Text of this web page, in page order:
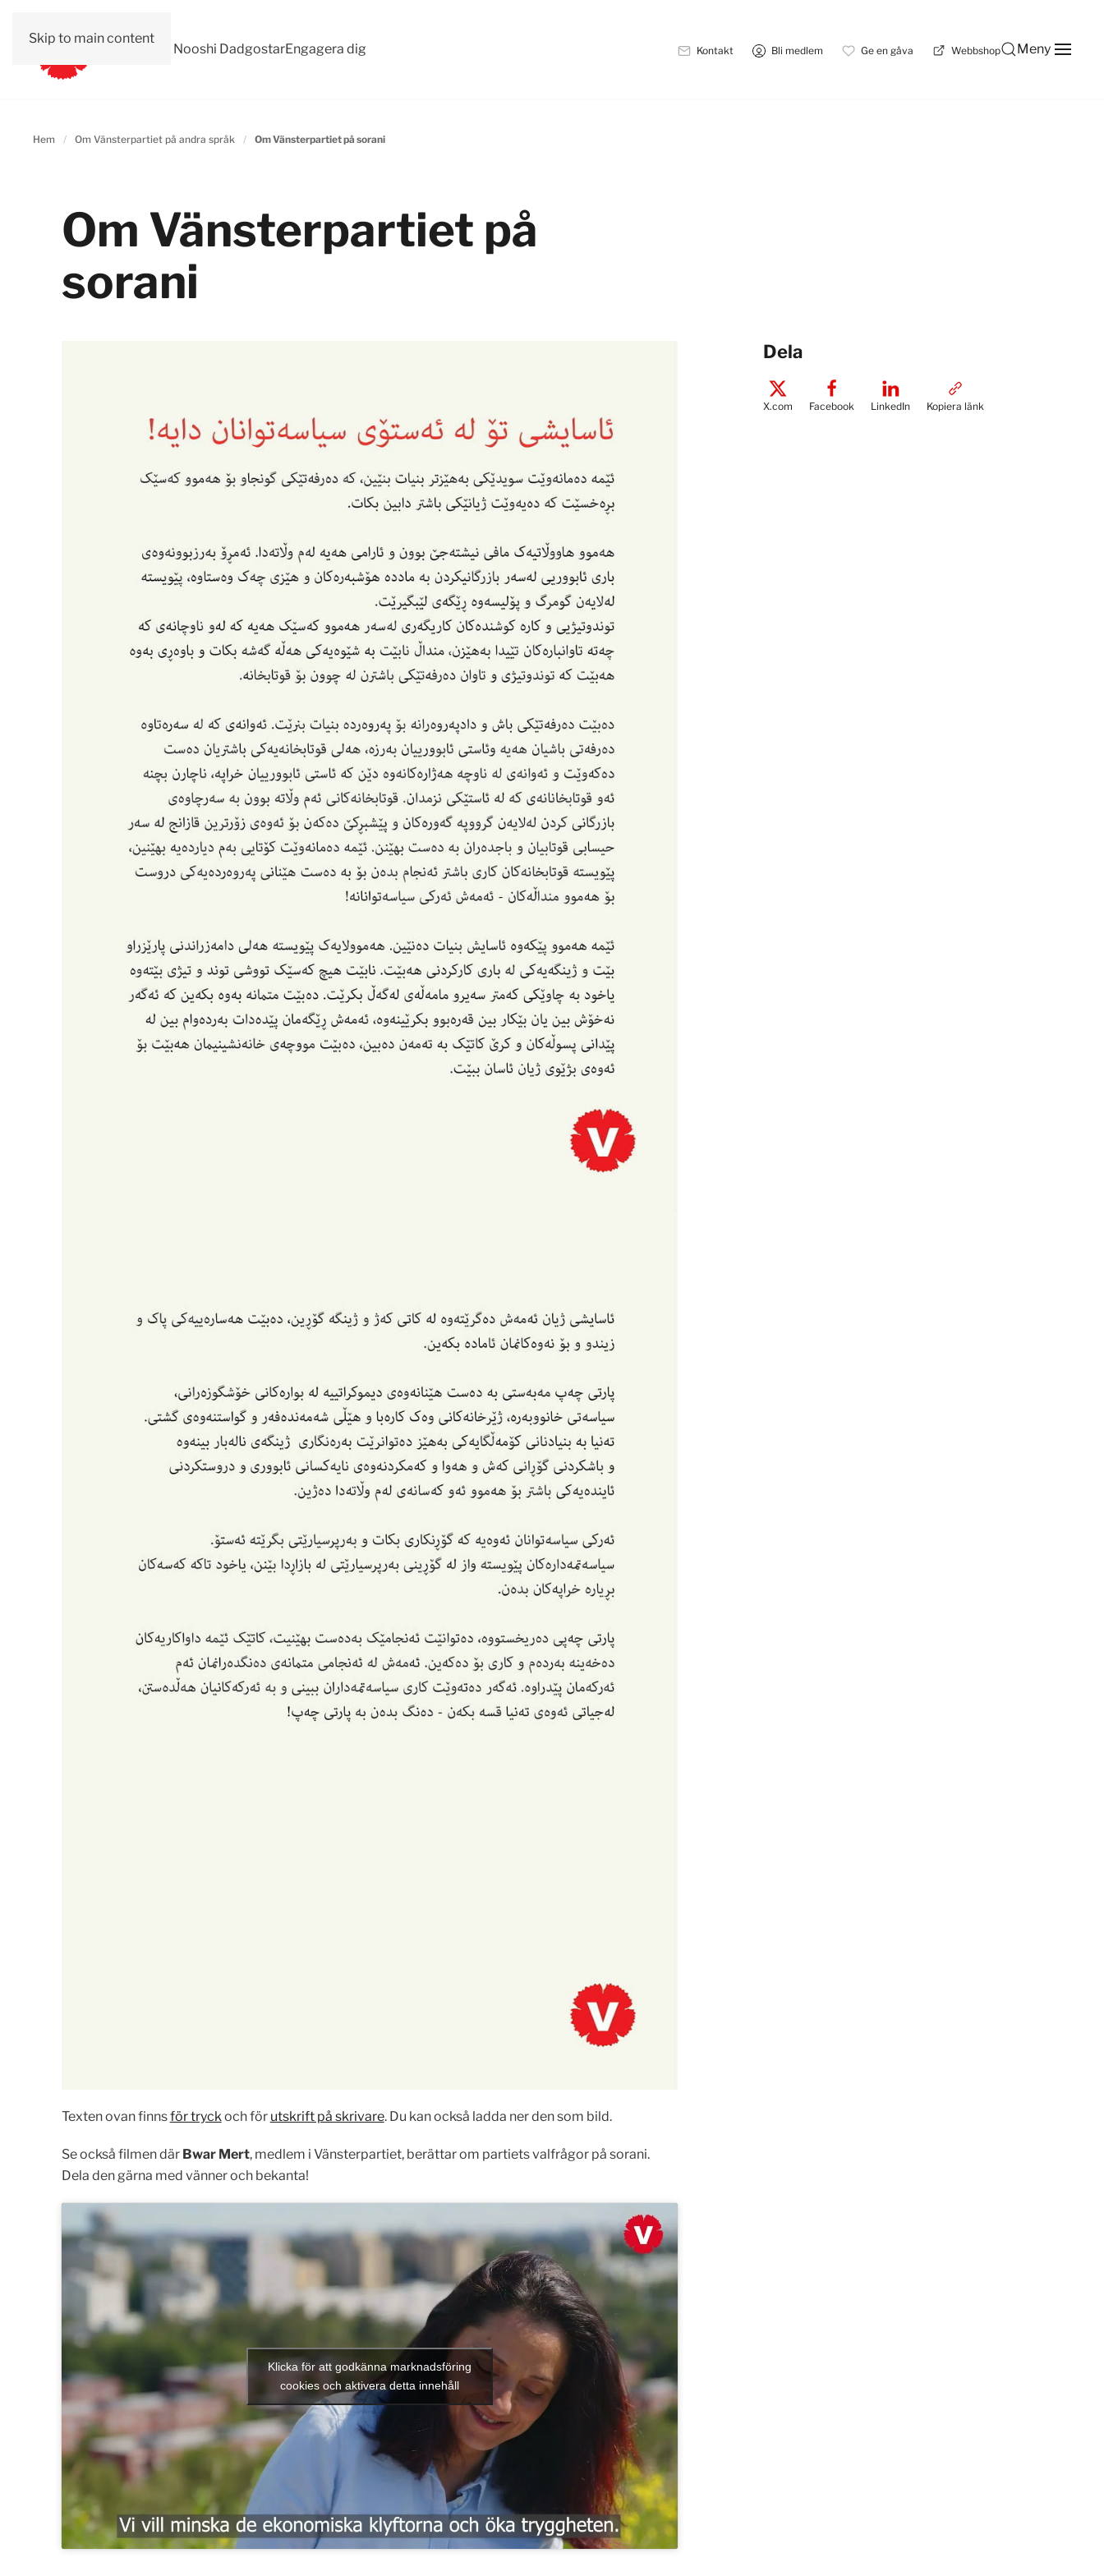
Skip to main content
Om Nooshi DadgostarEngagera dig Kontakt Bli medlem Ge en gåva Webbshop Meny
Hem Om Vänsterpartiet på andra språk Om Vänsterpartiet på sorani
Om Vänsterpartiet på
sorani
Texten ovan finnsför tryck och för utskrift på skrivare. Du kan också ladda ner den som bild.
Se också filmen där Bwar Mert, medlem i Vänsterpartiet, berättar om partiets valfrågor på sorani.
Dela den gärna med vänner och bekanta!
Klicka för att godkänna marknadsföring
cookies och aktivera detta innehåll
Dela
X.com Facebook LinkedIn Kopiera länk